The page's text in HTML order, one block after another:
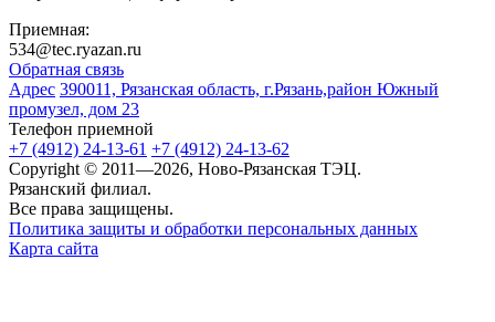
Приемная:
534@tec.ryazan.ru
Обратная связь
Адрес 390011, Рязанская область, г.Рязань,район Южный
промузел, дом 23
Телефон приемной
+7 (4912) 24-13-61 +7 (4912) 24-13-62
Copyright © 2011—2026, Ново-Рязанская ТЭЦ.
Рязанский филиал.
Все права защищены.
Политика защиты и обработки персональных данных
Карта сайта